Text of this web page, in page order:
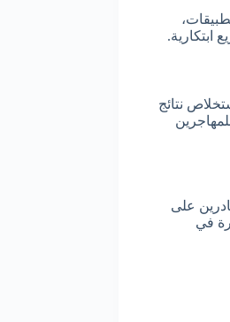
ابتكارية.
نتائج
على
في